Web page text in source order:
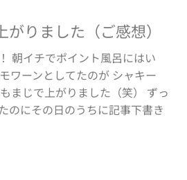
りました（ご感想）
朝イチでポイント風呂にはい
ワーンとしてたのが シャキー
まじで上がりました（笑） ずっ
のにその日のうちに記事下書き